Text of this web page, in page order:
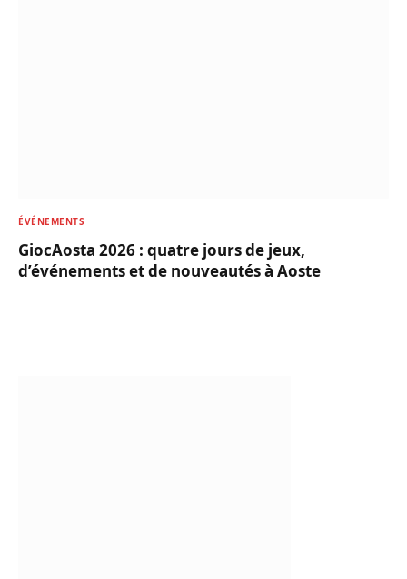
ÉVÉNEMENTS
GiocAosta 2026 : quatre jours de jeux,
d’événements et de nouveautés à Aoste